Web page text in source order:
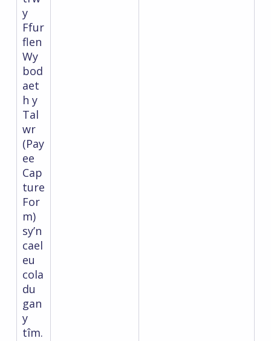
y
Ffur
flen
Wy
bod
aet
h y
Tal
wr
(Pay
ee
Cap
ture
For
m)
sy’n
cael
eu
cola
du
gan
y
tîm.